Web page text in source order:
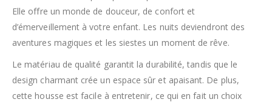
Elle offre un monde de douceur, de confort et
d’émerveillement à votre enfant. Les nuits deviendront des
aventures magiques et les siestes un moment de rêve.
Le matériau de qualité garantit la durabilité, tandis que le
design charmant crée un espace sûr et apaisant. De plus,
cette housse est facile à entretenir, ce qui en fait un choix